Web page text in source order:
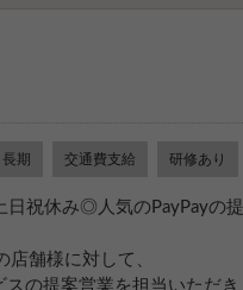
長期 交通費支給 研修あり
祝休み◎人気のPayPayの
店舗様に対して、
の提案営業を担当いただき